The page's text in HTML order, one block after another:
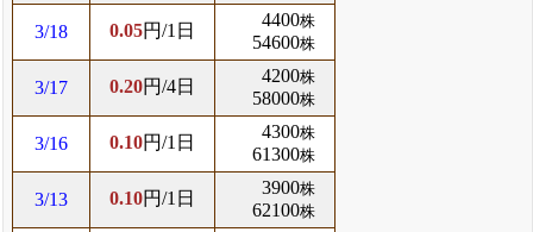
3/18 0.05円/1日
4400株
54600株
3/17 0.20円/4日
4200株
58000株
3/16 0.10円/1日
4300株
61300株
3/13 0.10円/1日
3900株
62100株